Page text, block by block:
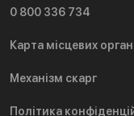
0 800 336 734
Карта місцевих
Механізм скарг
Політика